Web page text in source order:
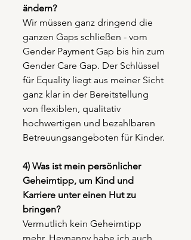
ändern?
Wir müssen ganz dringend die
ganzen Gaps schließen - vom
Gender Payment Gap bis hin zum
Gender Care Gap. Der Schlüssel
für Equality liegt aus meiner Sicht
ganz klar in der Bereitstellung
von flexiblen, qualitativ
hochwertigen und bezahlbaren
Betreuungsangeboten für Kinder.
4) Was ist mein persönlicher
Geheimtipp, um Kind und
Karriere unter einen Hut zu
bringen?
Vermutlich kein Geheimtipp